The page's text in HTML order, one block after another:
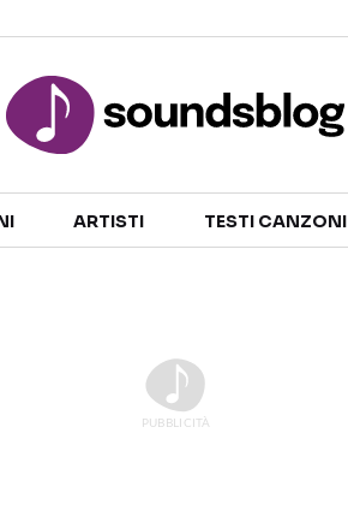
TALENT SHOW
ARTISTI TESTI CANZONI